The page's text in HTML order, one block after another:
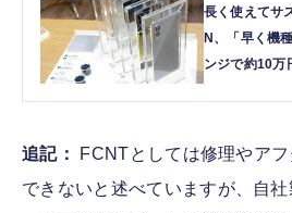
長く使えてサ
N、「早く機
ンジで約10万
追記：
FCNTとしては修理やア
できないと述べていますが、自